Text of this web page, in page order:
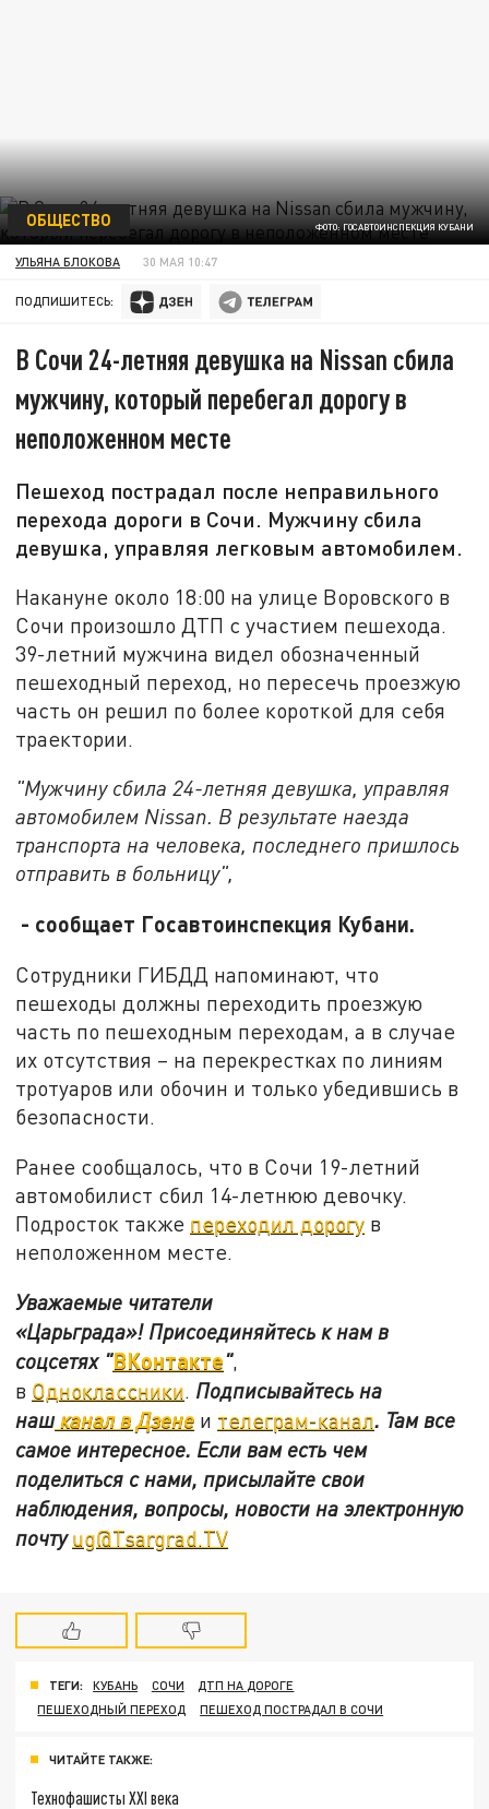
ФОТО: ГОСАВТОИНСПЕКЦИЯ КУБАНИ
ОБЩЕСТВО
УЛЬЯНА БЛОКОВА 30 МАЯ 10:47
ПОДПИШИТЕСЬ:
В Сочи 24-летняя девушка на Nissan сбила
мужчину, который перебегал дорогу в
неположенном месте
Пешеход пострадал после неправильного
перехода дороги в Сочи. Мужчину сбила
девушка, управляя легковым автомобилем.
Накануне около 18:00 на улице Воровского в
Сочи произошло ДТП с участием пешехода.
39-летний мужчина видел обозначенный
пешеходный переход, но пересечь проезжую
часть он решил по более короткой для себя
траектории.
"Мужчину сбила 24-летняя девушка, управляя
автомобилем Nissan. В результате наезда
транспорта на человека, последнего пришлось
отправить в больницу",
- сообщает Госавтоинспекция Кубани.
Сотрудники ГИБДД напоминают, что
пешеходы должны переходить проезжую
часть по пешеходным переходам, а в случае
их отсутствия – на перекрестках по линиям
тротуаров или обочин и только убедившись в
безопасности.
Ранее сообщалось, что в Сочи 19-летний
автомобилист сбил 14-летнюю девочку.
Подросток также переходил дорогу в
неположенном месте.
Уважаемые читатели
«Царьграда»! Присоединяйтесь к нам в
соцсетях "ВКонтакте",
в Одноклассники. Подписывайтесь на
нашканал в Дзене и телеграм-канал. Там все
самое интересное. Если вам есть чем
поделиться с нами, присылайте свои
наблюдения, вопросы, новости на электронную
почтуug@Tsargrad.TV
ТЕГИ: КУБАНЬ СОЧИ
ДТП НА ДОРОГЕ
ПЕШЕХОДНЫЙ ПЕРЕХОД
ПЕШЕХОД ПОСТРАДАЛ В СОЧИ
ЧИТАЙТЕ ТАКЖЕ:
Технофашисты XXI века